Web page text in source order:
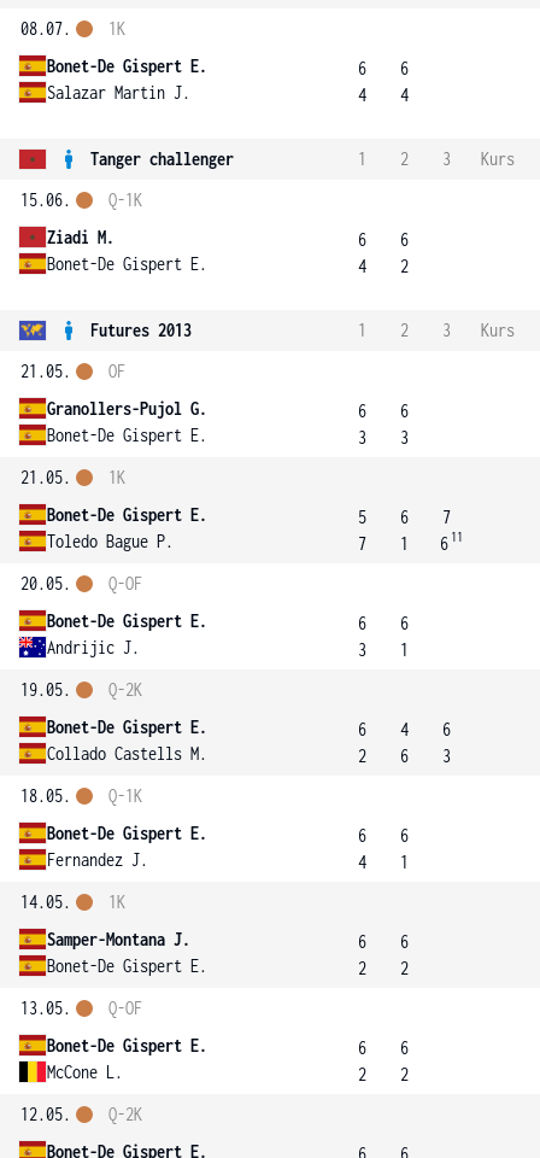
08.07.
Bonet-De Gispert E.
Salazar Martin J.
1K
6
4
6
4
Tanger challenger 1 2 3
Kurs
15.06.
Ziadi M.
Bonet-De Gispert E.
Q-1K
6
4
6
2
Futures 2013 1 2 3
Kurs
21.05.
Granollers-Pujol G.
Bonet-De Gispert E.
OF
6
3
6
3
21.05.
Bonet-De Gispert E.
Toledo Bague P.
1K
5
7
6
1
7
6 11
20.05.
Bonet-De Gispert E.
Andrijic J.
Q-OF
6
3
6
1
19.05.
Bonet-De Gispert E.
Collado Castells M.
Q-2K
6
2
4
6
6
3
18.05.
Bonet-De Gispert E.
Fernandez J.
Q-1K
6
4
6
1
14.05.
Samper-Montana J.
Bonet-De Gispert E.
1K
6
2
6
2
13.05.
Bonet-De Gispert E.
McCone L.
Q-OF
6
2
6
2
12.05.
Bonet-De Gispert E.
Q-2K
6
6